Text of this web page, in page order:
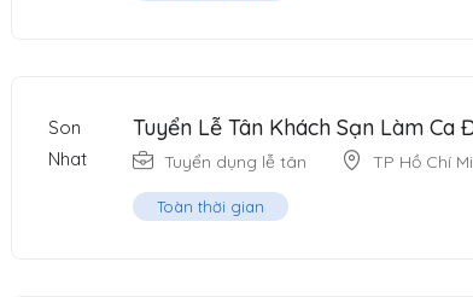
Tuyển Lễ Tân Khách Sạn Làm Ca
Tuyển dụng lễ tân TP Hồ Chí
Toàn thời gian